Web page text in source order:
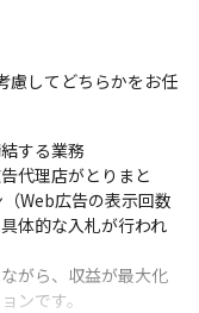
慮してどちらかをお任
する業務
代理店がとりまと
Web広告の表示回数
体的な入札が行われ
がら、収益が最大化
ンです。